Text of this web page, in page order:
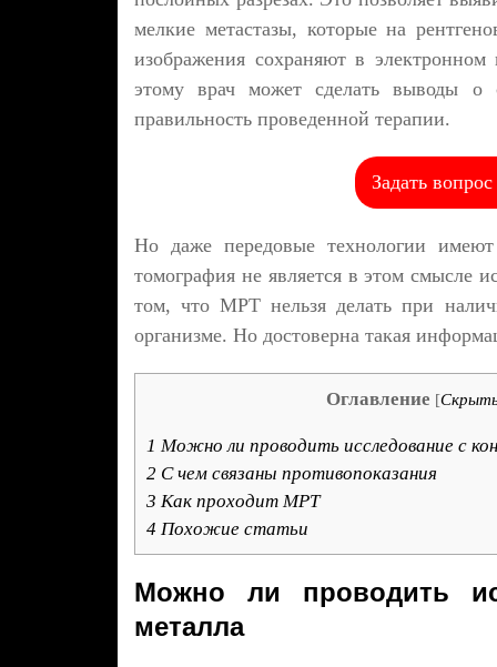
мелкие метастазы, которые на
изображения сохраняют в
этому врач может сделать выводы о
правильность проведенной терапии.
Задать
Но даже передовые технологии имеют
томография не является в этом смысле
том, что МРТ нельзя делать при
организме. Но достоверна такая
Оглавление [
1 Можно ли проводить исследование с
2 С чем связаны противопоказания
3 Как проходит МРТ
4 Похожие статьи
Можно ли проводить
металла